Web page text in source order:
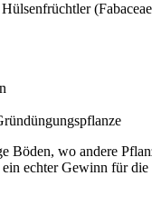
Böden, wo andere
echter Gewinn für die